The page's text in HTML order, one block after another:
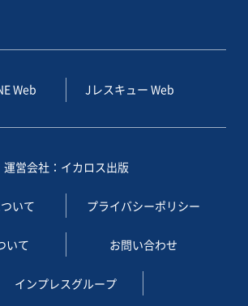
Web Jレスキュー Web
運営会社：イカロス出版
いて プライバシーポリシー
いて お問い合わせ
インプレスグループ